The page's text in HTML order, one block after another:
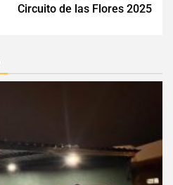
Circuito de las Flores 2025